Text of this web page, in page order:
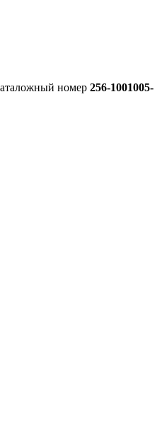
номер 256-1001005-